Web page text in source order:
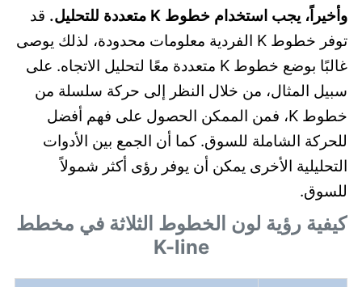
وأخيراً، يجب استخدام خطوط K متعددة للتحليل.
قد
توفر خطوط K الفردية معلومات محدودة، لذلك يوصى
غالبًا بوضع خطوط K متعددة معًا لتحليل الاتجاه. على
سبيل المثال، من خلال النظر إلى حركة سلسلة من
خطوط K، فمن الممكن الحصول على فهم أفضل
للحركة الشاملة للسوق. كما أن الجمع بين الأدوات
التحليلية الأخرى يمكن أن يوفر رؤى أكثر شمولاً
للسوق.
كيفية رؤية لون الخطوط الثلاثة في مخطط
K-line